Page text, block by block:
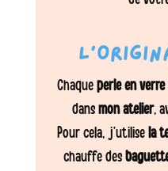
Chaqueperle en
dansmon atelier,
Pour cela, j’utilisela
chauffe des